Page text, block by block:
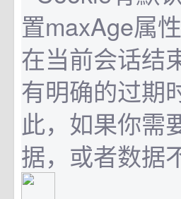
置maxAge属
在当前会话结
有明确的过期
此，如果你需
据，或者数据